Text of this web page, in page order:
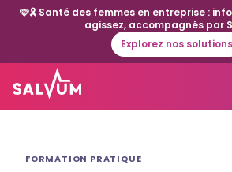
🩷🎗️ Santé des femmes en entreprise :
agissez, accompagnés par
Explorez nos solutions
FORMATION PRATIQUE